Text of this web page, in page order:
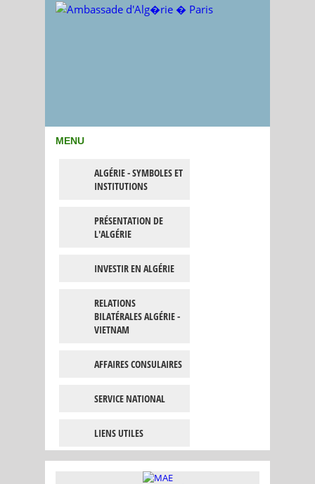
MENU
ALGÉRIE - SYMBOLES ET
INSTITUTIONS
PRÉSENTATION DE
L'ALGÉRIE
INVESTIR EN ALGÉRIE
RELATIONS
BILATÉRALES ALGÉRIE -
VIETNAM
AFFAIRES CONSULAIRES
SERVICE NATIONAL
LIENS UTILES